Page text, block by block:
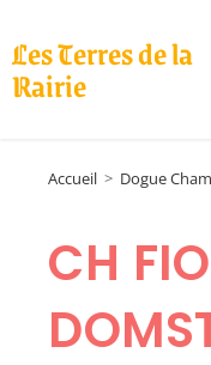
Les Terres de la
Rairie
Accueil > Dogue
CH